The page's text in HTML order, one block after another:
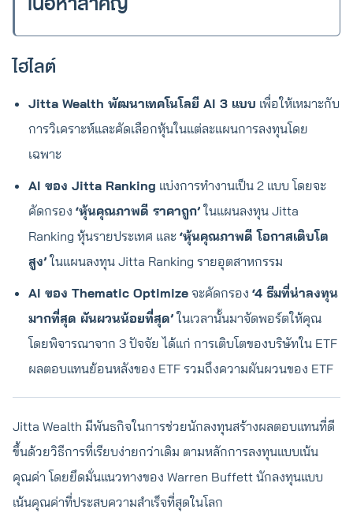
ไฮไลต์
Jitta Wealth พัฒนาเทคโนโลยี AI 3 แบบ เพื่อให้เหมาะกับ
การวิเคราะห์และคัดเลือกหุ้นในแต่ละแผนการลงทุนโดย
เฉพาะ
AI ของ Jitta Ranking แบ่งการทำงานเป็น 2 แบบ โดยจะ
คัดกรอง ‘หุ้นคุณภาพดี ราคาถูก’ ในแผนลงทุน Jitta
Ranking หุ้นรายประเทศ และ ‘หุ้นคุณภาพดี โอกาสเติบโต
สูง’ ในแผนลงทุน Jitta Ranking รายอุตสาหกรรม
AI ของ Thematic Optimize จะคัดกรอง ‘4 ธีมที่น่าลงทุน
มากที่สุด ผันผวนน้อยที่สุด’ ในเวลานั้นมาจัดพอร์ตให้คุณ
โดยพิจารณาจาก 3 ปัจจัย ได้แก่ การเติบโตของบริษัทใน ETF
ผลตอบแทนย้อนหลังของ ETF รวมถึงความผันผวนของ ETF
Jitta Wealth มีพันธกิจในการช่วยนักลงทุนสร้างผลตอบแทนที่ดี
ขึ้นด้วยวิธีการที่เรียบง่ายกว่าเดิม ตามหลักการลงทุนแบบเน้น
คุณค่า โดยยึดมั่นแนวทางของ Warren Buffett นักลงทุนแบบ
เน้นคุณค่าที่ประสบความสำเร็จที่สุดในโลก